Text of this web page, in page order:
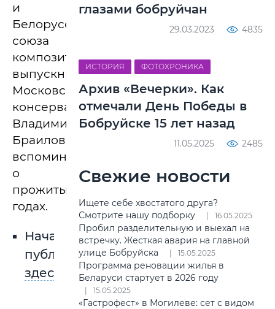
и
Белорусского
союза
композиторов,
выпускник
Московской
консерватории
Владимир
Браиловский
вспоминает
о
прожитых
годах.
Начало
публикации
здесь
глазами бобруйчан
29.03.2023 4835
ИСТОРИЯ ФОТОХРОНИКА
Архив «Вечерки». Как
отмечали День Победы в
Бобруйске 15 лет назад
11.05.2025 2485
Свежие новости
Ищете себе хвостатого друга?
Смотрите нашу подборку
16.05.2025
Пробил разделительную и выехал на
встречку. Жесткая авария на главной
улице Бобруйска
15.05.2025
Программа реновации жилья в
Беларуси стартует в 2026 году
15.05.2025
«Гастрофест» в Могилеве: сет с видом